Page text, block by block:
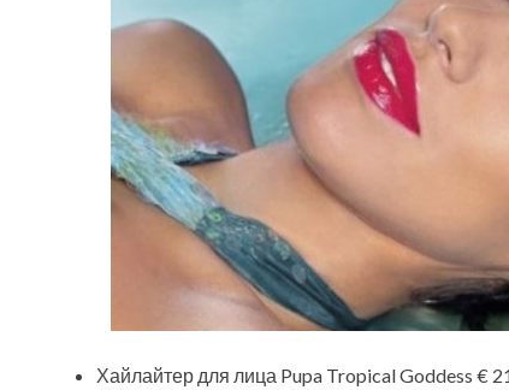
Хайлайтер для лица Pupa Tropical Goddess €